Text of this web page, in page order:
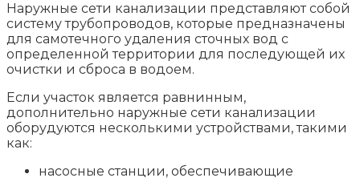
Наружные сети канализации представляют собой
систему трубопроводов, которые предназначены
для самотечного удаления сточных вод с
определенной территории для последующей их
очистки и сброса в водоем.
Если участок является равнинным,
дополнительно наружные сети канализации
оборудуются несколькими устройствами, такими
как:
насосные станции, обеспечивающие